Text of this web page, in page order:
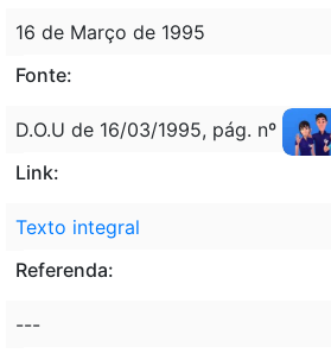
16 de Março de 1995
Fonte:
D.O.U de 16/03/1995, pág. nº 3535
Link:
Texto integral
Referenda:
---